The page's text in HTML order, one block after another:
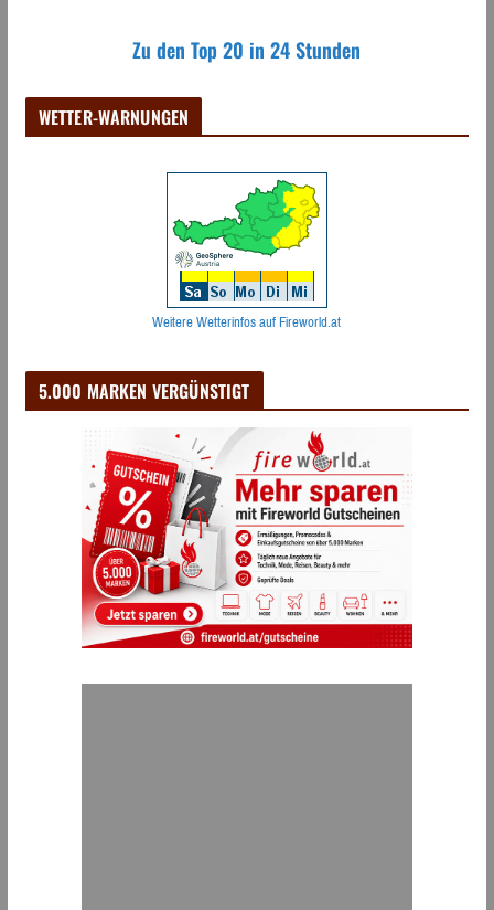
Zu den Top 20 in 24 Stunden
WETTER-WARNUNGEN
Weitere Wetterinfos auf Fireworld.at
5.000 MARKEN VERGÜNSTIGT